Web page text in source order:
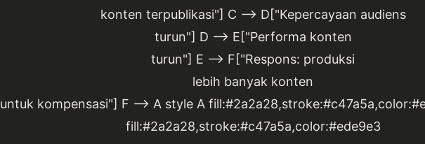
konten terpublikasi"] C --> D["Kepercayaan audiens
turun"] D --> E["Performa konten
turun"] E --> F["Respons: produksi
lebih banyak konten
untuk kompensasi"] F --> A style A
fill:#2a2a28,stroke:#c47a5a,color:#ede9e3